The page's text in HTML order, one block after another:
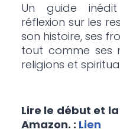
Un guide
réflexion sur les
son histoire, ses
tout comme ses
religions et
Lire le début et
Amazon. : Lien